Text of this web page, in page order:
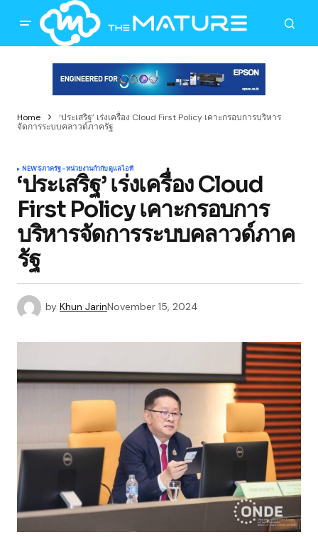
Home
‘ประเสริฐ’ เร่งเครื่อง Cloud First Policy เคาะกรอบการบริหาร
จัดการระบบคลาวด์ภาครัฐ
NEWSภาครัฐ-หน่วยงานกำกับดูแลไอที
‘ประเสริฐ’ เร่งเครื่อง Cloud
First Policy เคาะกรอบการ
บริหารจัดการระบบคลาวด์ภาค
รัฐ
by Khun JarinNovember 15, 2024